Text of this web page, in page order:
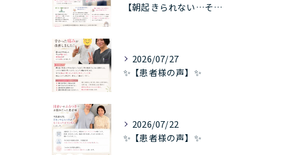
【朝起きられない…そんな毎日が少しずつ変わりました】
2026/07/27
✨【患者様の声】✨
2026/07/22
✨【患者様の声】✨